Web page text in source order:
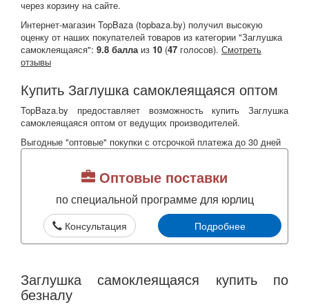
через корзину на сайте.
Интернет-магазин TopBaza (topbaza.by) получил высокую
оценку от наших покупателей товаров из категории "Заглушка
самоклеящаяся": 9.8 баллаиз 10 (47 голосов). Смотреть
отзывы
Купить Заглушка самоклеящаяся оптом
TopBaza.by предоставляет возможность купить Заглушка
самоклеящаяся оптом от ведущих производителей.
Выгодные "оптовые" покупки с отсрочкой платежа до 30 дней
Оптовые поставки
по специальной программе для юрлиц
Консультация Подробнее
Заглушка самоклеящаяся купить по
безналу